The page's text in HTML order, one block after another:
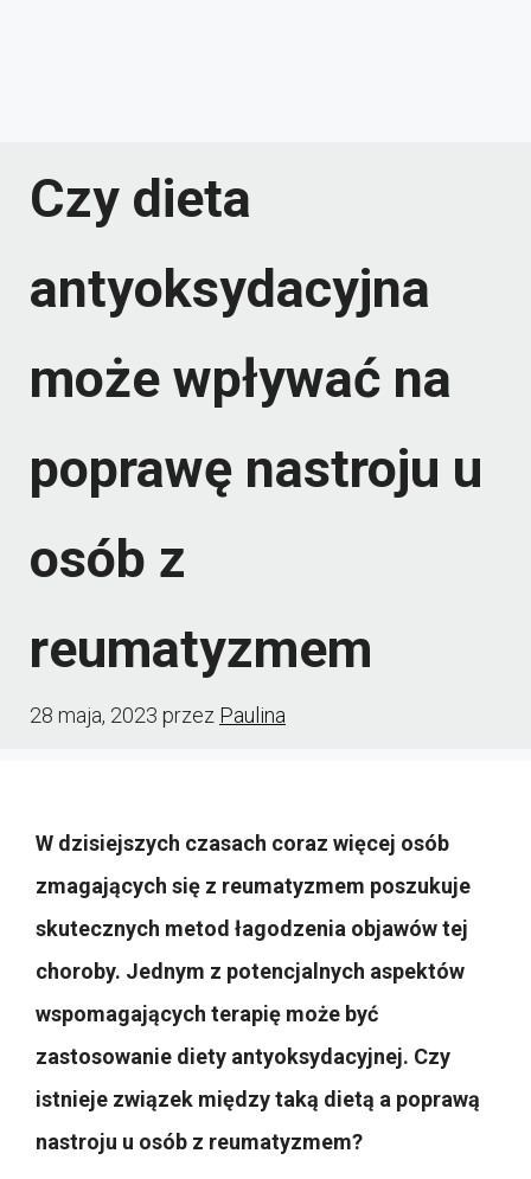
Czy dieta
antyoksydacyjna
może wpływać na
poprawę nastroju u
osób z
reumatyzmem
28 maja, 2023 przez Paulina
W dzisiejszych czasach coraz więcej osób
zmagających się z reumatyzmem poszukuje
skutecznych metod łagodzenia objawów tej
choroby. Jednym z potencjalnych aspektów
wspomagających terapię może być
zastosowanie diety antyoksydacyjnej. Czy
istnieje związek między taką dietą a poprawą
nastroju u osób z reumatyzmem?